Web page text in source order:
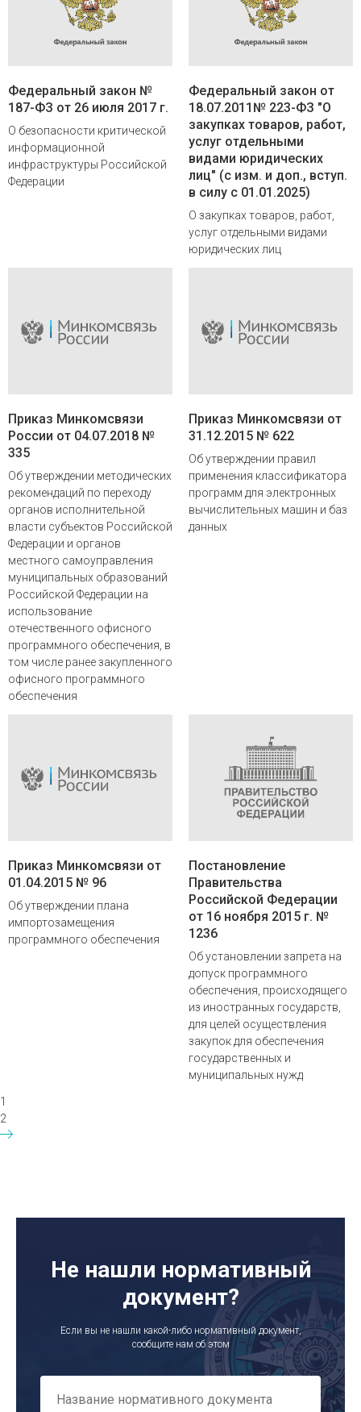
Федеральный закон №
187-ФЗ от 26 июля 2017 г.
О безопасности критической
информационной
инфраструктуры Российской
Федерации
Федеральный закон от
18.07.2011№ 223-ФЗ "О
закупках товаров, работ,
услуг отдельными
видами юридических
лиц" (с изм. и доп., вступ.
в силу с 01.01.2025)
О закупках товаров, работ,
услуг отдельными видами
юридических лиц
Приказ Минкомсвязи
России от 04.07.2018 №
335
Об утверждении методических
рекомендаций по переходу
органов исполнительной
власти субъектов Российской
Федерации и органов
местного самоуправления
муниципальных образований
Российской Федерации на
использование
отечественного офисного
программного обеспечения, в
том числе ранее закупленного
офисного программного
обеспечения
Приказ Минкомсвязи от
31.12.2015 № 622
Об утверждении правил
применения классификатора
программ для электронных
вычислительных машин и баз
данных
Приказ Минкомсвязи от
01.04.2015 № 96
Об утверждении плана
импортозамещения
программного обеспечения
Постановление
Правительства
Российской Федерации
от 16 ноября 2015 г. №
1236
Об установлении запрета на
допуск программного
обеспечения, происходящего
из иностранных государств,
для целей осуществления
закупок для обеспечения
государственных и
муниципальных нужд
1
2
Не нашли нормативный
документ?
Если вы не нашли какой-либо нормативный документ,
сообщите нам об этом